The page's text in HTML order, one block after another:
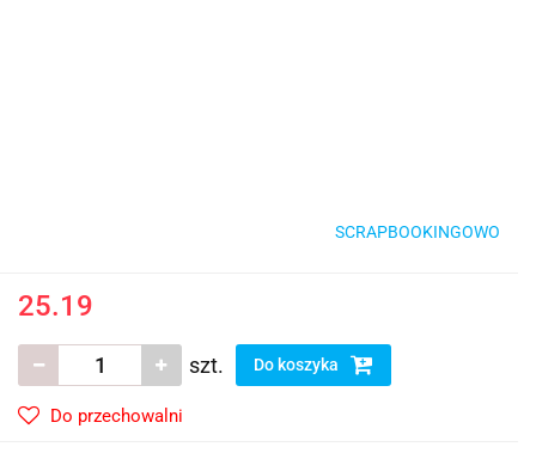
SCRAPBOOKINGOWO
25.19
szt. Do koszyka
Do przechowalni